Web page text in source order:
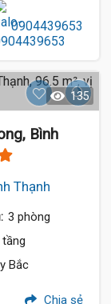
0904439653
135
Bình
Thạnh
3 phòng
tầng
Bắc
Chia sẻ